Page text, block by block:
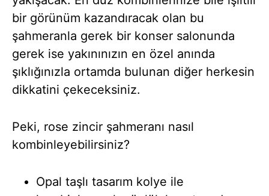
bir görünüm kazandıracak olan bu
şahmeranla gerek bir konser salonunda
gerek ise yakınınızın en özel anında
şıklığınızla ortamda bulunan diğer herkesin
dikkatini çekeceksiniz.
Peki, rose zincir şahmeranı nasıl
kombinleyebilirsiniz?
Opal taşlı tasarım kolye ile